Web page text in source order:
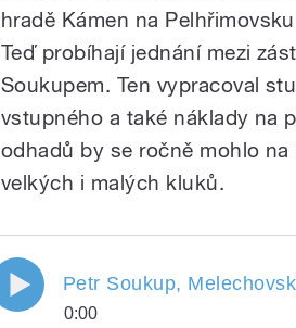
hradě Kámen na
Teď probíhají jednání mezi
Soukupem. Ten vypracoval
vstupného a také náklady na
odhadů by se ročně mohlo
velkých i malých kluků.
Petr Soukup,
0:00